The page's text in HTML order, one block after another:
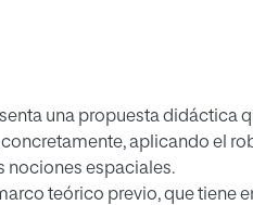
una propuesta didáctica
concretamente, aplicando el
nociones espaciales.
teórico previo, que tiene